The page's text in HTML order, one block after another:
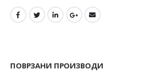
ПОВРЗАНИ ПРОИЗВОДИ